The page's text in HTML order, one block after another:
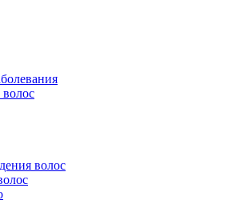
волос